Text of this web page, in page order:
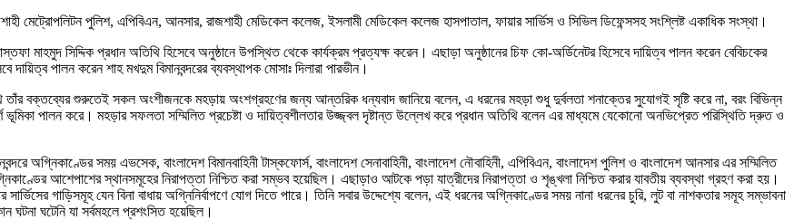
মেট্রোপলিটন পুলিশ, এপিবিএন, আনসার, রাজশাহী মেডিকেল কলেজ, ইসলামী মেডিকেল কলেজ হাসপাতাল, ফায়ার সার্ভিস ও সিভিল ডিফেন্সসহ সংশ্লিষ্ট একাধিক সংস্থা।
মাহমুদ সিদ্দিক প্রধান অতিথি হিসেবে অনুষ্ঠানে উপস্থিত থেকে কার্যক্রম প্রত্যক্ষ করেন। এছাড়া অনুষ্ঠানের চিফ কো-অর্ডিনেটর হিসেবে দায়িত্ব পালন করেন বেবিচকের
পালন করেন শাহ মখদুম বিমানবন্দরের ব্যবস্থাপক মোসাঃ দিলারা পারভীন।
তাঁর বক্তব্যের শুরুতেই সকল অংশীজনকে মহড়ায় অংশগ্রহণের জন্য আন্তরিক ধন্যবাদ জানিয়ে বলেন, এ ধরনের মহড়া শুধু দুর্বলতা শনাক্তের সুযোগই সৃষ্টি করে না, বরং বিভিন্ন
ভূমিকা পালন করে। মহড়ার সফলতা সম্মিলিত প্রচেষ্টা ও দায়িত্বশীলতার উজ্জ্বল দৃষ্টান্ত উল্লেখ করে প্রধান অতিথি বলেন এর মাধ্যমে যেকোনো অনভিপ্রেত পরিস্থিতি দ্রুত ও
অগ্নিকাণ্ডের সময় এভসেক, বাংলাদেশ বিমানবাহিনী টাস্কফোর্স, বাংলাদেশ সেনাবাহিনী, বাংলাদেশ নৌবাহিনী, এপিবিএন, বাংলাদেশ পুলিশ ও বাংলাদেশ আনসার এর সম্মিলিত
অগ্নিকাণ্ডের আশেপাশের স্থানসমূহের নিরাপত্তা নিশ্চিত করা সম্ভব হয়েছিল। এছাড়াও আটকে পড়া যাত্রীদের নিরাপত্তা ও শৃঙ্খলা নিশ্চিত করার যাবতীয় ব্যবস্থা গ্রহণ করা হয়।
গাড়িসমূহ যেন বিনা বাধায় অগ্নিনির্বাপণে যোগ দিতে পারে। তিনি সবার উদ্দেশ্যে বলেন, এই ধরনের অগ্নিকাণ্ডের সময় নানা ধরনের চুরি, লুট বা নাশকতার সমূহ সম্ভাবনা
ঘটনা ঘটেনি যা সর্বমহলে প্রশংসিত হয়েছিল।